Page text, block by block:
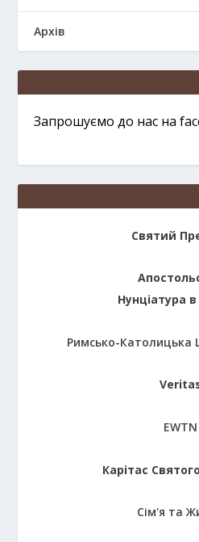
Архів
Запрошуємо до нас на
Святий
Нунціатура в
Римсько-Католицька
EWTN
Карітас
Сім'я та